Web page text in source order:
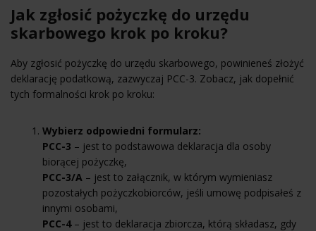
Jak zgłosić pożyczkę do urzędu
skarbowego krok po kroku?
Aby zgłosić pożyczkę do urzędu skarbowego, powinieneś złożyć
deklarację podatkową, zazwyczaj PCC-3. Zobacz, jak dopełnić
tych formalności krok po kroku:
Wybierz odpowiedni formularz:
PCC-3 – jest to podstawowa deklaracja dla osoby
biorącej pożyczkę,
PCC-3/A – jest to załącznik, w którym wymieniasz
pozostałych pożyczkobiorców, jeśli umowę podpisałeś z
innymi osobami,
PCC-4– jest to deklaracja zbiorcza, którą składasz, gdy